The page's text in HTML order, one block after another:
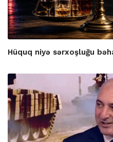
Hüquq niyə sərxoşluğu